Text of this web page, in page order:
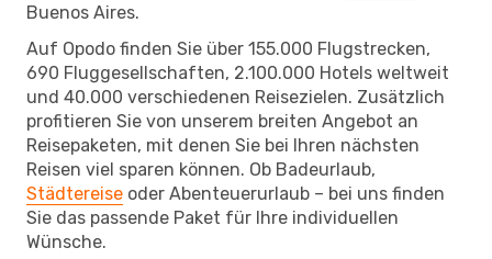
Buenos Aires.
Auf Opodo finden Sie über 155.000 Flugstrecken,
690 Fluggesellschaften, 2.100.000 Hotels weltweit
und 40.000 verschiedenen Reisezielen. Zusätzlich
profitieren Sie von unserem breiten Angebot an
Reisepaketen, mit denen Sie bei Ihren nächsten
Reisen viel sparen können. Ob Badeurlaub,
Städtereise oder Abenteuerurlaub – bei uns finden
Sie das passende Paket für Ihre individuellen
Wünsche.